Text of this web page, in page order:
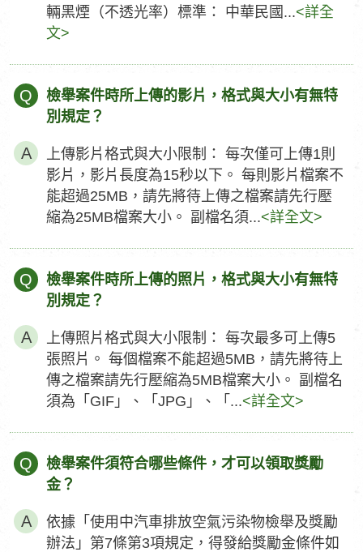
輛黑煙（不透光率）標準： 中華民國...<詳全
文>
Q
檢舉案件時所上傳的影片，格式與大小有無特
別規定？
上傳影片格式與大小限制： 每次僅可上傳1則
影片，影片長度為15秒以下。 每則影片檔案不
能超過25MB，請先將待上傳之檔案請先行壓
縮為25MB檔案大小。 副檔名須...<詳全文>
Q
檢舉案件時所上傳的照片，格式與大小有無特
別規定？
上傳照片格式與大小限制： 每次最多可上傳5
張照片。 每個檔案不能超過5MB，請先將待上
傳之檔案請先行壓縮為5MB檔案大小。 副檔名
須為「GIF」、「JPG」、「...<詳全文>
Q
檢舉案件須符合哪些條件，才可以領取獎勵
金？
依據「使用中汽車排放空氣污染物檢舉及獎勵
辦法」第7條第3項規定，得發給獎勵金條件如